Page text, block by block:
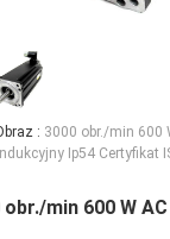
: 3000 obr./min 600
Ip54 Certyfikat
obr./min 600 W